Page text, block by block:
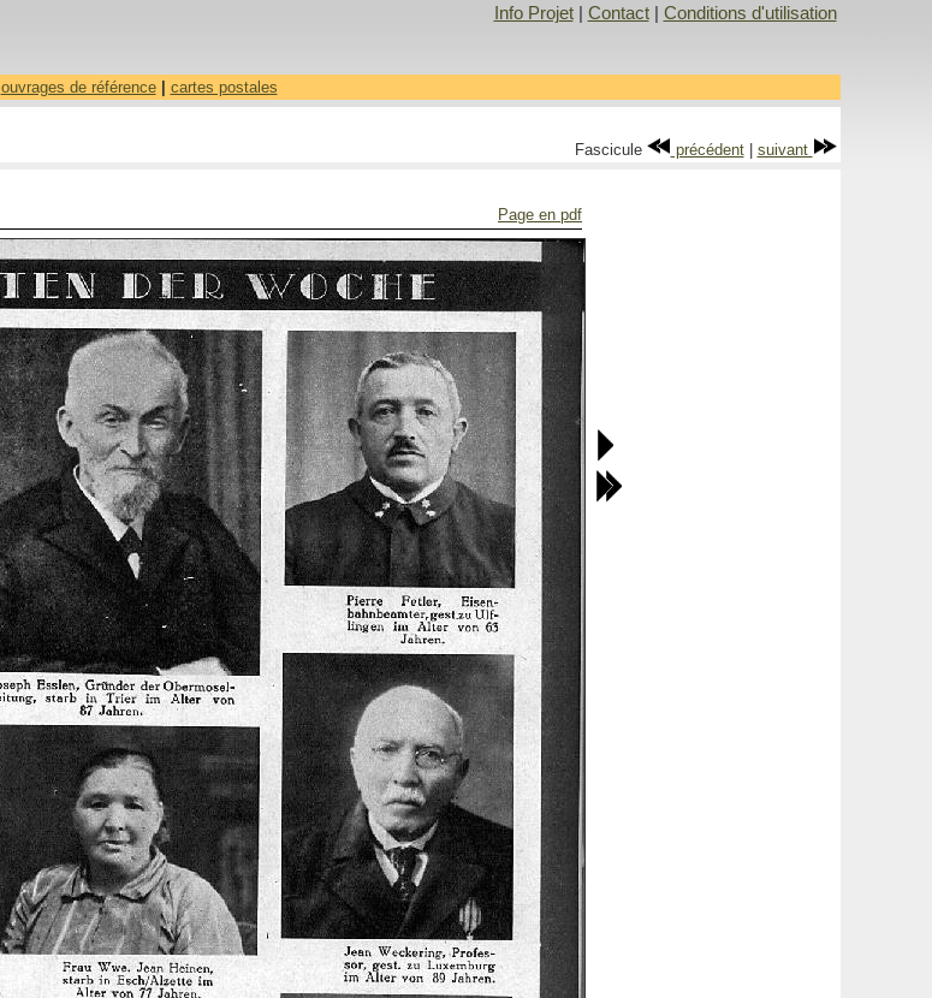
Info Projet| Contact| Conditions d'utilisation
ouvrages de référence| cartes postales
Fascicule précédent| suivant
Page en pdf